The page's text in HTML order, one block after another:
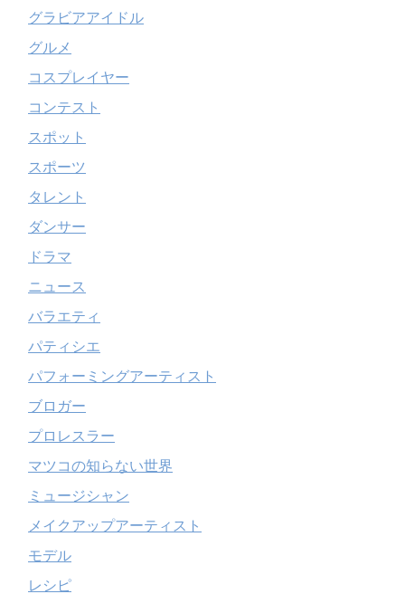
グラビアアイドル
グルメ
コスプレイヤー
コンテスト
スポット
スポーツ
タレント
ダンサー
ドラマ
ニュース
バラエティ
パティシエ
パフォーミングアーティスト
ブロガー
プロレスラー
マツコの知らない世界
ミュージシャン
メイクアップアーティスト
モデル
レシピ